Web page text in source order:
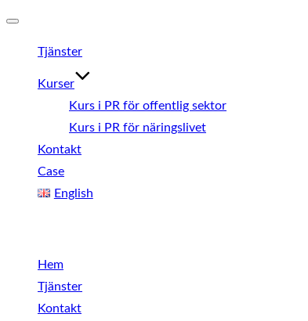
på/avTjänster
Kurser
Kurs i PR för offentlig sektor
Kurs i PR för näringslivet
Kontakt
Case
English
Hem
Tjänster
Kontakt